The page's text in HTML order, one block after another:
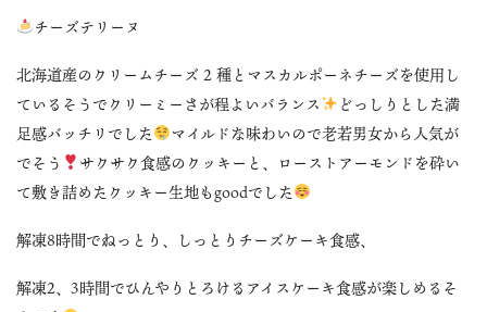
チーズテリーヌ
北海道産のクリームチーズ 2 種とマスカルポーネチーズを使用し
ているそうでクリーミーさが程よいバランス
どっしりとした満
足感バッチリでした
マイルドな味わいので老若男女から人気が
でそう
サクサク食感のクッキーと、ローストアーモンドを砕い
て敷き詰めたクッキー生地もgoodでした
解凍8時間でねっとり、しっとりチーズケーキ食感、
解凍2、3時間でひんやりとろけるアイスケーキ食感が楽しめるそ